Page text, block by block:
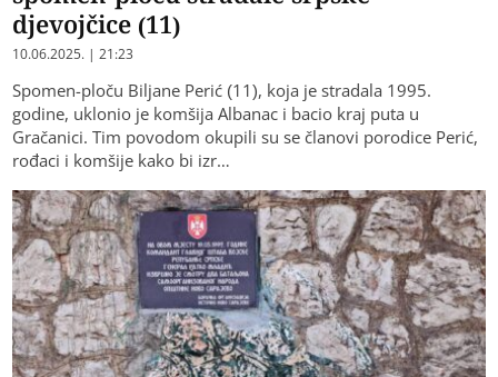
djevojčice (11)
10.06.2025. | 21:23
Spomen-ploču Biljane Perić (11), koja je stradala 1995.
godine, uklonio je komšija Albanac i bacio kraj puta u
Gračanici. Tim povodom okupili su se članovi porodice Perić,
rođaci i komšije kako bi izr…